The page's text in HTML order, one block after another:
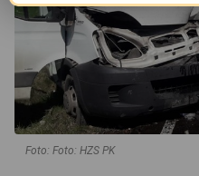
Foto: Foto: HZS PK